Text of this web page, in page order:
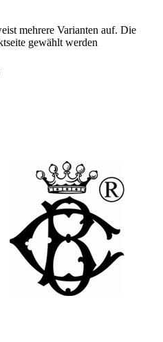
mehrere Varianten auf. Die
gewählt werden